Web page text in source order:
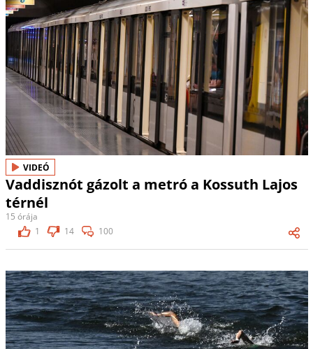
VIDEÓ
Vaddisznót gázolt a metró a Kossuth Lajos
térnél
15 órája
1
14 100